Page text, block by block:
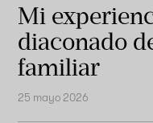
Mi
diaconado
familiar
25 mayo 2026